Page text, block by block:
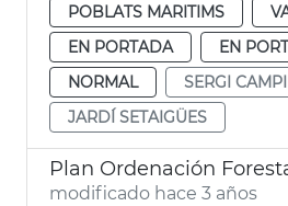
POBLATS MARITIMS
EN PORTADA
EN
NORMAL
SERGI
JARDÍ SETAIGÜES
modificado hace 3 años